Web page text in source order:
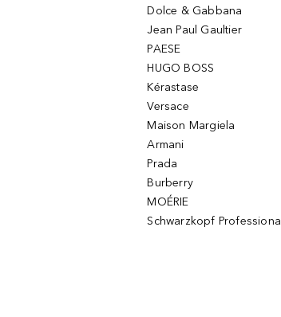
Dolce & Gabbana
Jean Paul Gaultier
PAESE
HUGO BOSS
Kérastase
Versace
Maison Margiela
Armani
Prada
Burberry
MOÉRIE
Schwarzkopf Professional